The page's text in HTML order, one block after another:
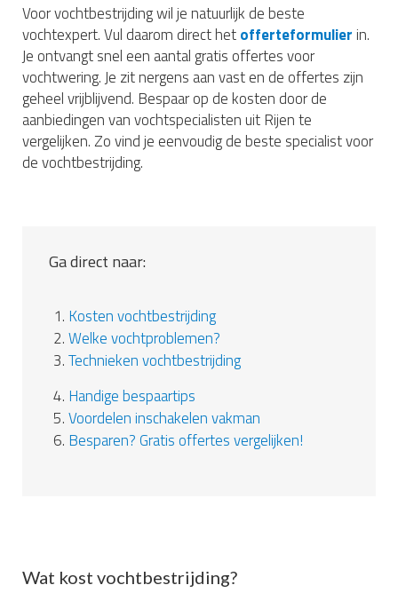
Voor vochtbestrijding wil je natuurlijk de beste
vochtexpert. Vul daarom direct hetofferteformulier in.
Je ontvangt snel een aantal gratis offertes voor
vochtwering. Je zit nergens aan vast en de offertes zijn
geheel vrijblijvend. Bespaar op de kosten door de
aanbiedingen van vochtspecialisten uit Rijen te
vergelijken. Zo vind je eenvoudig de beste specialist voor
de vochtbestrijding.
Ga direct naar:
1. Kosten vochtbestrijding
2.Welke vochtproblemen?
3.Technieken vochtbestrijding
4. Handige bespaartips
5.Voordelen inschakelen vakman
6. Besparen? Gratis offertes vergelijken!
Wat kost vochtbestrijding?